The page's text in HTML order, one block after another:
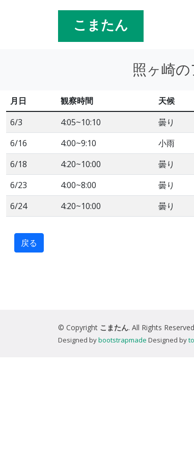
こまたん
照ヶ崎
月日 観察時間 天候
6/3
4:05~10:10 曇り
6/16
4:00~9:10 小雨
6/18
4:20~10:00 曇り
6/23
4:00~8:00 曇り
6/24
4:20~10:00 曇り
戻る
© Copyright こまたん. All Rights Reserved
Designed bybootstrapmade Designed by